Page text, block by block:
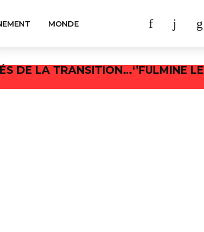
MONDE
DE LA TRANSITION…‘’FULMINE LE